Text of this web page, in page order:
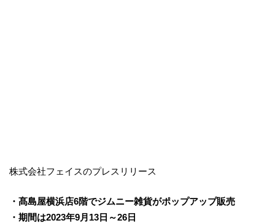
株式会社フェイスのプレスリリース
・髙島屋横浜店6階でジムニー雑貨がポップアップ販売
・期間は2023年9月13日～26日